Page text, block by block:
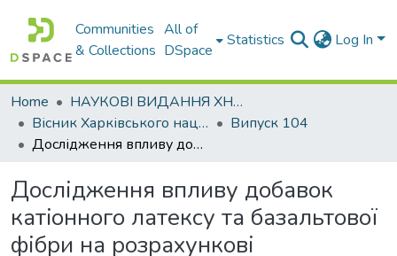
Communities
& Collections
All of
DSpace
Statistics Log In
Home
НАУКОВІ ВИДАННЯ ХНАДУ
Вісник Харківського національного автомобільно-дорожнього університету / Вестник Харьковского национального автомобильно-дорожного университета
Випуск 104
Дослідження впливу добавок катiонного латексу та базальтової фібри на розрахункові характеристики щебенево-піщаних сумішей із залізистих кварцитів, зміцнених цементом
Дослідження впливу добавок
катiонного латексу та базальтової
фібри на розрахункові